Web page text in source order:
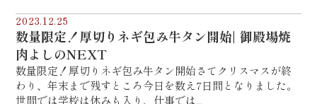
2023.12.25
数量限定！厚切りネギ包み牛タン開始| 御殿場焼
肉よしのNEXT
数量限定！厚切りネギ包み牛タン開始さてクリスマスが終
わり、年末まで残すところ今日を数え7日間となりました。
世間では学校は休みも入り、仕事では...